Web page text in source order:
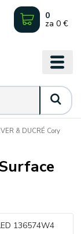
0
za 0 €
& DUCRÉ Cory